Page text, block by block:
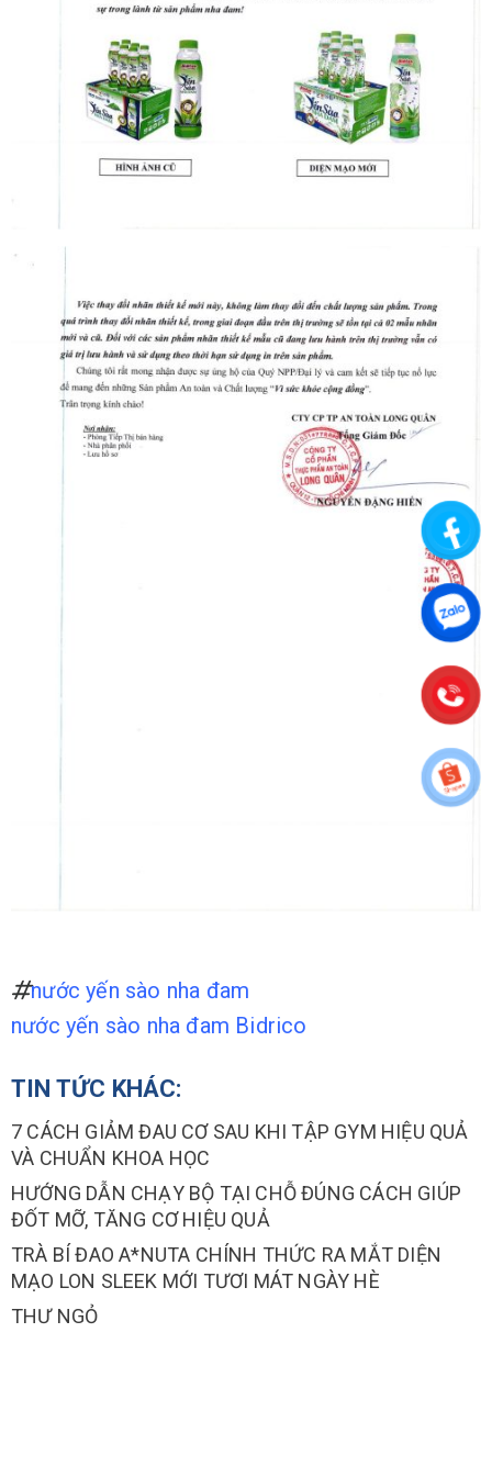
nước yến sào nha đam
nước yến sào nha đam Bidrico
TIN TỨC KHÁC:
7 CÁCH GIẢM ĐAU CƠ SAU KHI TẬP GYM HIỆU QUẢ
VÀ CHUẨN KHOA HỌC
HƯỚNG DẪN CHẠY BỘ TẠI CHỖ ĐÚNG CÁCH GIÚP
ĐỐT MỠ, TĂNG CƠ HIỆU QUẢ
TRÀ BÍ ĐAO A*NUTA CHÍNH THỨC RA MẮT DIỆN
MẠO LON SLEEK MỚI TƯƠI MÁT NGÀY HÈ
THƯ NGỎ